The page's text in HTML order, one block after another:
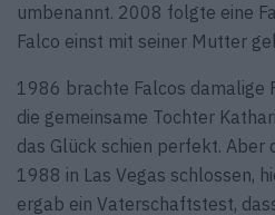
umbenannt. 2008 folgte eine
Falco einst mit seiner Mutter
1986 brachte Falcos damalige
die gemeinsame Tochter
das Glück schien perfekt. Aber
1988 in Las Vegas schlossen,
ergab ein Vaterschaftstest,